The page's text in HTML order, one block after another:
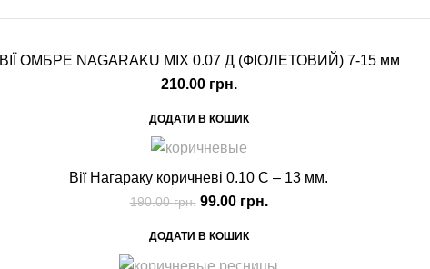
ВІЇ ОМБРЕ NAGARAKU MIX 0.07 Д (ФІОЛЕТОВИЙ) 7-15 мм
210.00 грн.
ДОДАТИ В КОШИК
Вії Нагараку коричневі 0.10 С – 13 мм.
190.00грн. 99.00 грн.
ДОДАТИ В КОШИК